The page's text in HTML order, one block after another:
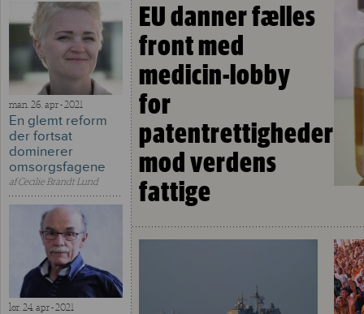
man. 26. apr - 2021
En glemt reform
der fortsat
dominerer
omsorgsfagene
afCecilie Brandt Lund
lør. 24. apr - 2021
EU danner fælles
front med
medicin-lobby
for
patentrettigheder
mod verdens
fattige